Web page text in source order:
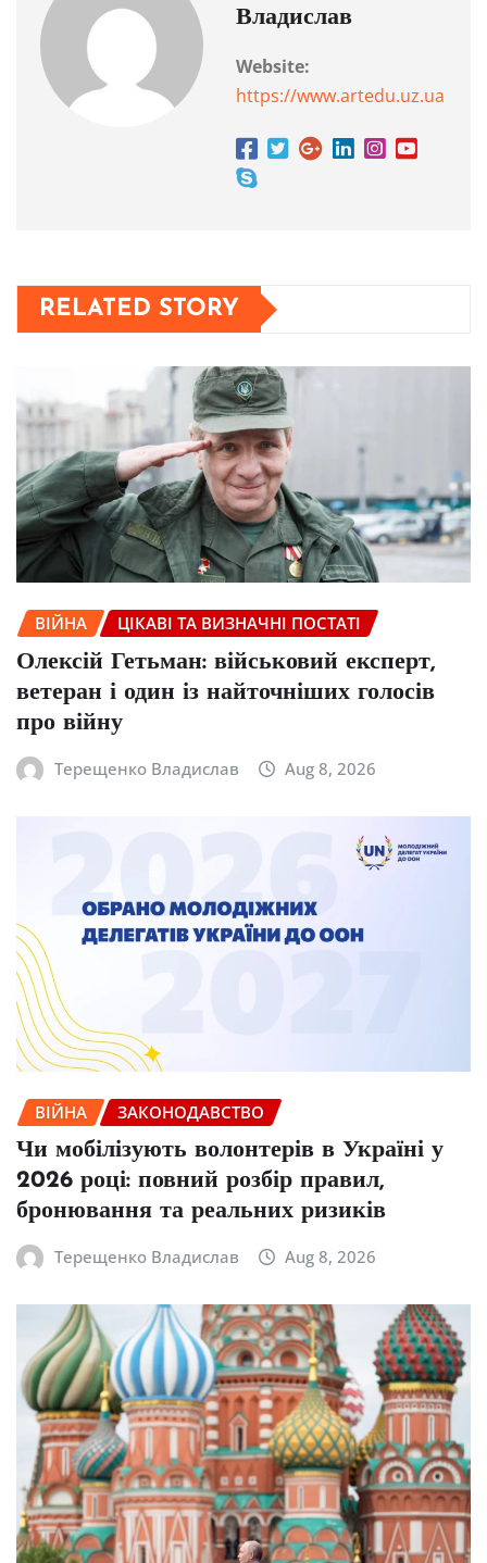
Владислав
Website:
https://www.artedu.uz.ua
RELATED STORY
ВІЙНА ЦІКАВІ ТА ВИЗНАЧНІ ПОСТАТІ
Олексій Гетьман: військовий експерт,
ветеран і один із найточніших голосів
про війну
Терещенко Владислав Aug 8, 2026
ВІЙНА ЗАКОНОДАВСТВО
Чи мобілізують волонтерів в Україні у
2026 році: повний розбір правил,
бронювання та реальних ризиків
Терещенко Владислав Aug 8, 2026